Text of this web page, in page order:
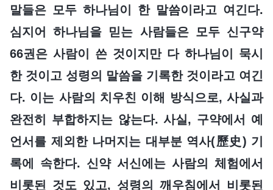
말들은 모두 하나님이 한 말씀이라고 여긴다.
심지어 하나님을 믿는 사람들은 모두 신구약
66권은 사람이 쓴 것이지만 다 하나님이 묵시
한 것이고 성령의 말씀을 기록한 것이라고 여긴
다. 이는 사람의 치우친 이해 방식으로, 사실과
완전히 부합하지는 않는다. 사실, 구약에서 예
언서를 제외한 나머지는 대부분 역사(歷史) 기
록에 속한다. 신약 서신에는 사람의 체험에서
비롯된 것도 있고, 성령의 깨우침에서 비롯된